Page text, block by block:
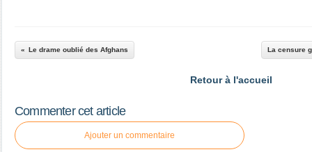
Le drame oublié des Afghans La censure
Retour à l'accueil
Commenter cet article
Ajouter un commentaire